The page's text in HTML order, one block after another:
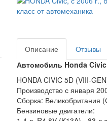
Описание
Отзывы
Автомобиль Honda
HONDA CIVIC 5D (VIII-
Производство с января
Сборка: Великобритания
Бензиновые двигатели: